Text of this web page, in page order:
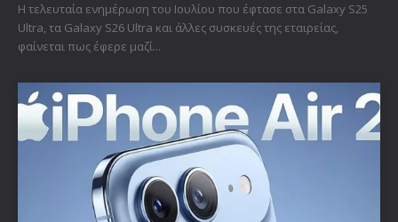
Η τελευταία ενημέρωση του Ιουλίου που έφτασε στα Galaxy S25
Ultra, τα Galaxy S26 Ultra και άλλες συσκευές της εταιρείας,
φαίνεται πως έφερε μαζί...